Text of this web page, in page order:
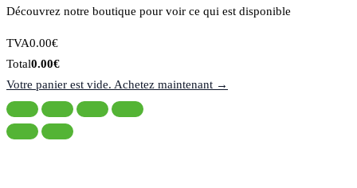
Découvrez notre boutique pour voir ce qui est disponible
Montant
de
la
taxe:
TVA0.00€
Total
du
panier:
Total0.00€
Votre panier est vide. Achetez maintenant →